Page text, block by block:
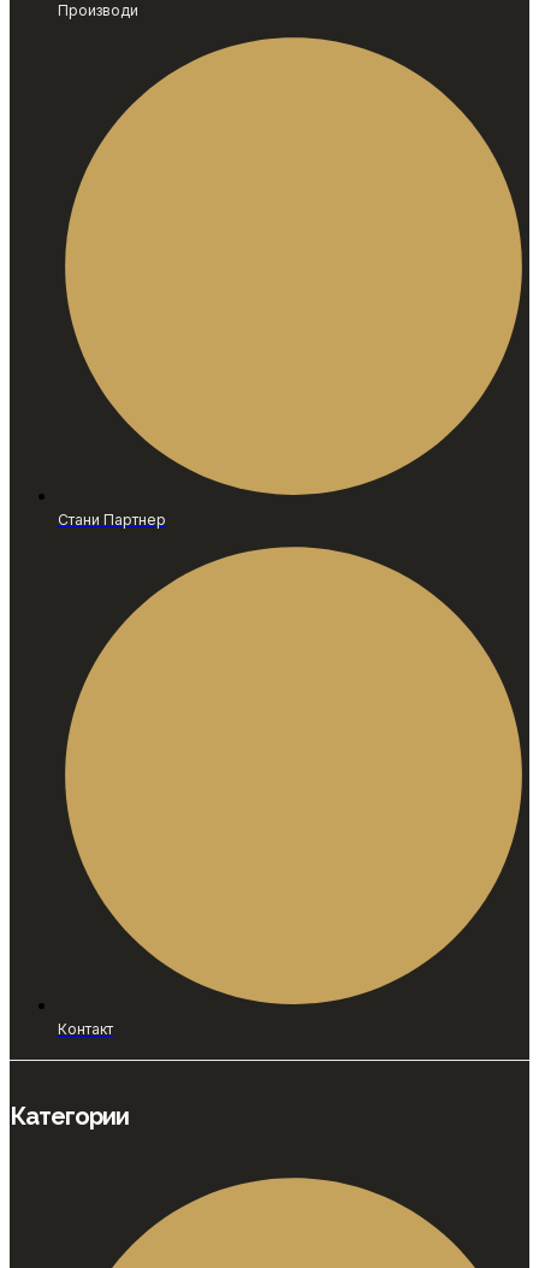
Производи
Стани Партнер
Контакт
Категории